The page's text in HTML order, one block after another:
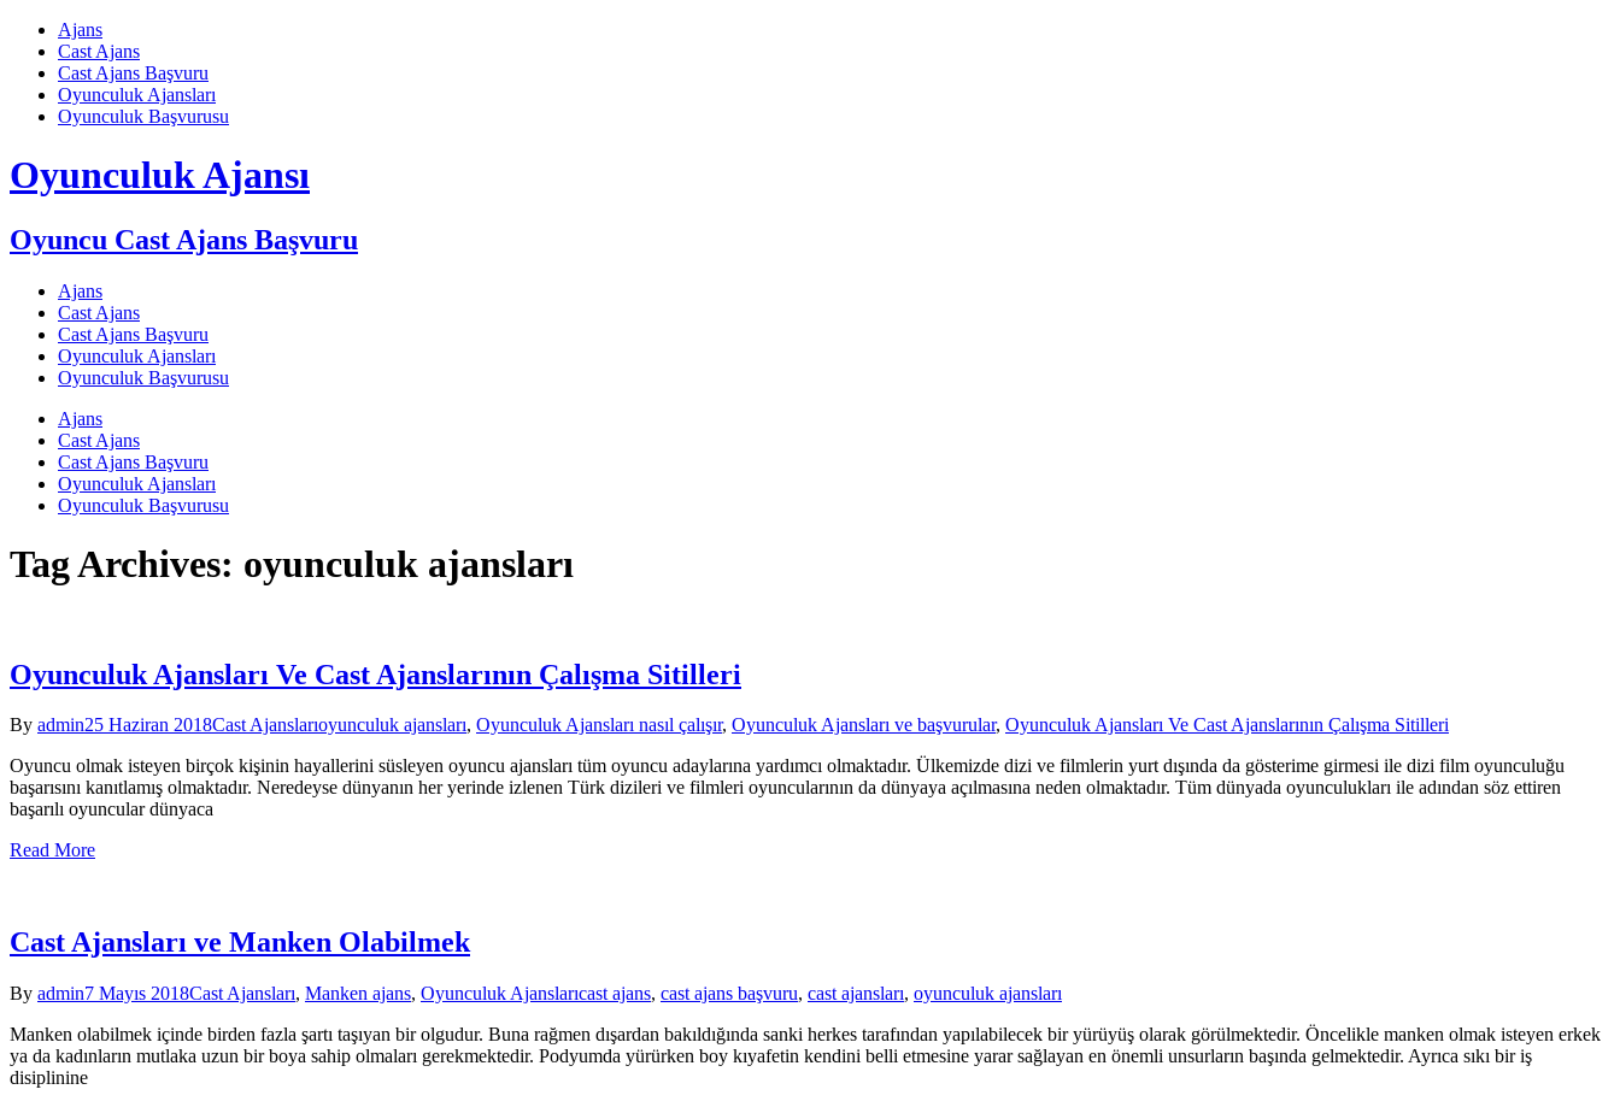
Skip
content
Ajans
Cast Ajans
Cast Ajans Başvuru
Oyunculuk Ajansları
Oyunculuk Başvurusu
Oyunculuk Ajansı
Oyuncu Cast Ajans Başvuru
Ajans
Cast Ajans
Cast Ajans Başvuru
Oyunculuk Ajansları
Oyunculuk Başvurusu
Ajans
Cast Ajans
Cast Ajans Başvuru
Oyunculuk Ajansları
Oyunculuk Başvurusu
Tag Archives: oyunculuk ajansları
Oyunculuk Ajansları Ve Cast Ajanslarının Çalışma Sitilleri
By admin25 Haziran 2018Cast Ajanslarıoyunculuk ajansları, Oyunculuk Ajansları nasıl çalışır, Oyunculuk Ajansları ve başvurular, Oyunculuk Ajansları Ve Cast Ajanslarının Çalışma Sitilleri
Oyuncu olmak isteyen birçok kişinin hayallerini süsleyen oyuncu ajansları tüm oyuncu adaylarına yardımcı olmaktadır. Ülkemizde dizi ve filmlerin yurt dışında da gösterime girmesi ile dizi film oyunculuğu
başarısını kanıtlamış olmaktadır. Neredeyse dünyanın her yerinde izlenen Türk dizileri ve filmleri oyuncularının da dünyaya açılmasına neden olmaktadır. Tüm dünyada oyunculukları ile adından söz ettiren
başarılı oyuncular dünyaca
Read More
Cast Ajansları ve Manken Olabilmek
By admin7 Mayıs 2018Cast Ajansları, Manken ajans, Oyunculuk Ajanslarıcast ajans, cast ajans başvuru, cast ajansları, oyunculuk ajansları
Manken olabilmek içinde birden fazla şartı taşıyan bir olgudur. Buna rağmen dışardan bakıldığında sanki herkes tarafından yapılabilecek bir yürüyüş olarak görülmektedir. Öncelikle manken olmak isteyen erkek
ya da kadınların mutlaka uzun bir boya sahip olmaları gerekmektedir. Podyumda yürürken boy kıyafetin kendini belli etmesine yarar sağlayan en önemli unsurların başında gelmektedir. Ayrıca sıkı bir iş
disiplinine